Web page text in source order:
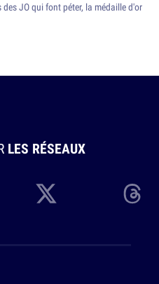
des JO qui font péter, la médaille d'or
LES RÉSEAUX